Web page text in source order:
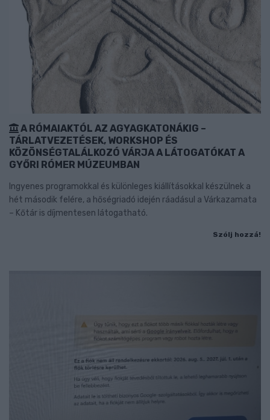
A RÓMAIAKTÓL AZ AGYAGKATONÁKIG –
TÁRLATVEZETÉSEK, WORKSHOP ÉS
KÖZÖNSÉGTALÁLKOZÓ VÁRJA A LÁTOGATÓKAT A
GYŐRI RÓMER MÚZEUMBAN
Ingyenes programokkal és különleges kiállításokkal készülnek a
hét második felére, a hőségriadó idején ráadásul a Várkazamata
– Kőtár is díjmentesen látogatható.
Szólj hozzá!